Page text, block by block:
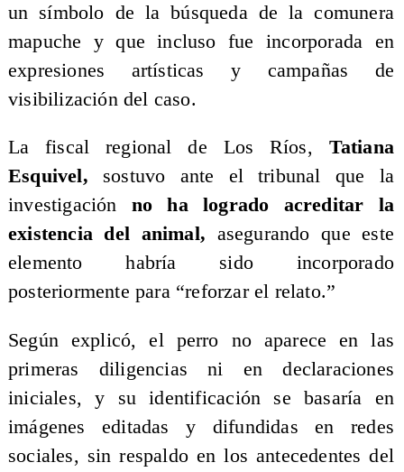
un símbolo de la búsqueda de la comunera
mapuche y que incluso fue incorporada en
expresiones artísticas y campañas de
visibilización del caso.
La fiscal regional de Los Ríos, Tatiana
Esquivel, sostuvo ante el tribunal que la
investigación no ha logrado acreditar la
existencia del animal, asegurando que este
elemento habría sido incorporado
posteriormente para “reforzar el relato.”
Según explicó, el perro no aparece en las
primeras diligencias ni en declaraciones
iniciales, y su identificación se basaría en
imágenes editadas y difundidas en redes
sociales, sin respaldo en los antecedentes del